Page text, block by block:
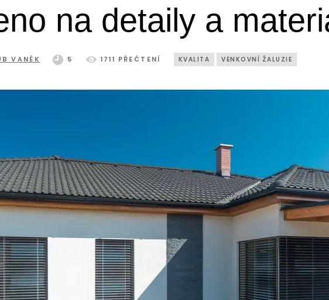
na detaily a
VANĚK 5 1711 PŘEČTENÍ KVALITA VENKOVNÍ ŽALUZIE